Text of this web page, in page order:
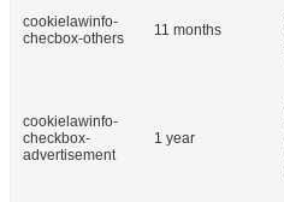
cookielawinfo-
checbox-others
11 months
cookielawinfo-
checkbox-
advertisement
1 year